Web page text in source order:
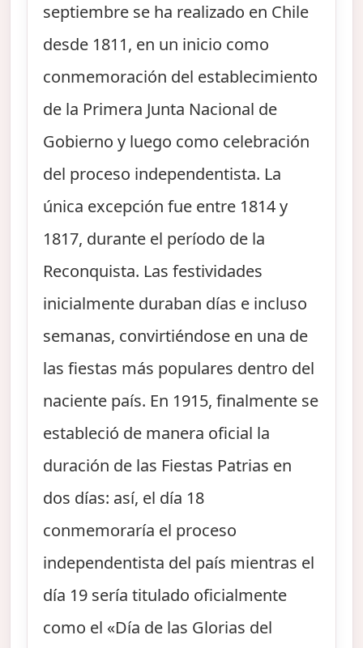
septiembre se ha realizado en Chile
desde 1811, en un inicio como
conmemoración del establecimiento
de la Primera Junta Nacional de
Gobierno y luego como celebración
del proceso independentista. La
única excepción fue entre 1814 y
1817, durante el período de la
Reconquista. Las festividades
inicialmente duraban días e incluso
semanas, convirtiéndose en una de
las fiestas más populares dentro del
naciente país. En 1915, finalmente se
estableció de manera oficial la
duración de las Fiestas Patrias en
dos días: así, el día 18
conmemoraría el proceso
independentista del país mientras el
día 19 sería titulado oficialmente
como el «Día de las Glorias del